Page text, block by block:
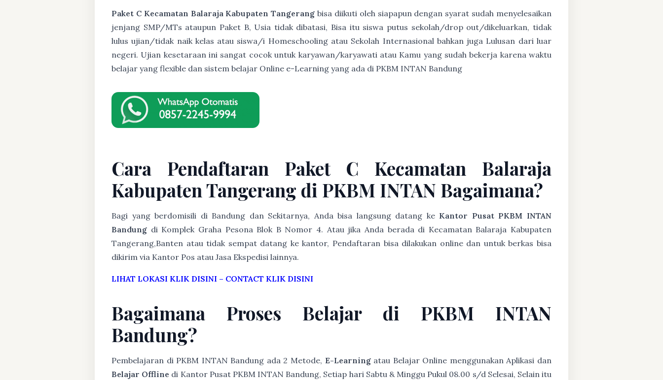
Paket C Kecamatan Balaraja Kabupaten Tangerang bisa diikuti oleh siapapun dengan syarat sudah menyelesaikan
jenjang SMP/MTs ataupun Paket B, Usia tidak dibatasi, Bisa itu siswa putus sekolah/drop out/dikeluarkan, tidak
lulus ujian/tidak naik kelas atau siswa/i Homeschooling atau Sekolah Internasional bahkan juga Lulusan dari luar
negeri. Ujian kesetaraan ini sangat cocok untuk karyawan/karyawati atau Kamu yang sudah bekerja karena waktu
belajar yang flexible dan sistem belajar Online e-Learning yang ada di PKBM INTAN Bandung
Cara Pendaftaran Paket C Kecamatan Balaraja
Kabupaten Tangerang di PKBM INTAN Bagaimana?
Bagi yang berdomisili di Bandung dan Sekitarnya, Anda bisa langsung datang ke Kantor Pusat PKBM INTAN
Bandung di Komplek Graha Pesona Blok B Nomor 4. Atau jika Anda berada di Kecamatan Balaraja Kabupaten
Tangerang,Banten atau tidak sempat datang ke kantor, Pendaftaran bisa dilakukan online dan untuk berkas bisa
dikirim via Kantor Pos atau Jasa Ekspedisi lainnya.
LIHAT LOKASI KLIK DISINI – CONTACT KLIK DISINI
Bagaimana Proses Belajar di PKBM INTAN
Bandung?
Pembelajaran di PKBM INTAN Bandung ada 2 Metode, E-Learningatau Belajar Online menggunakan Aplikasi dan
Belajar Offline di Kantor Pusat PKBM INTAN Bandung, Setiap hari Sabtu & Minggu Pukul 08.00 s/d Selesai, Selain itu